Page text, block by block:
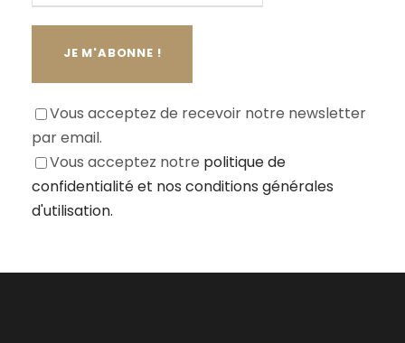
Vous acceptez de recevoir notre newsletter
par email.
Vous acceptez notre politique de
confidentialitéet nos conditions générales
d'utilisation.